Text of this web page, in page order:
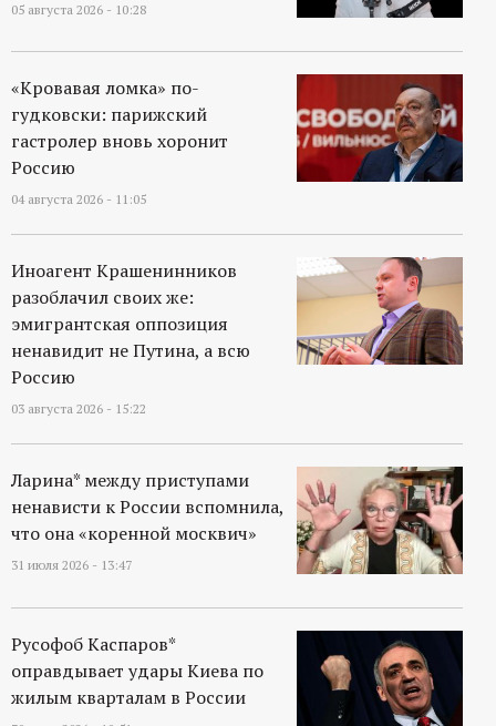
05 августа 2026 - 10:28
«Кровавая ломка» по-
гудковски: парижский
гастролер вновь хоронит
Россию
04 августа 2026 - 11:05
Иноагент Крашенинников
разоблачил своих же:
эмигрантская оппозиция
ненавидит не Путина, а всю
Россию
03 августа 2026 - 15:22
Ларина* между приступами
ненависти к России вспомнила,
что она «коренной москвич»
31 июля 2026 - 13:47
Русофоб Каспаров*
оправдывает удары Киева по
жилым кварталам в России